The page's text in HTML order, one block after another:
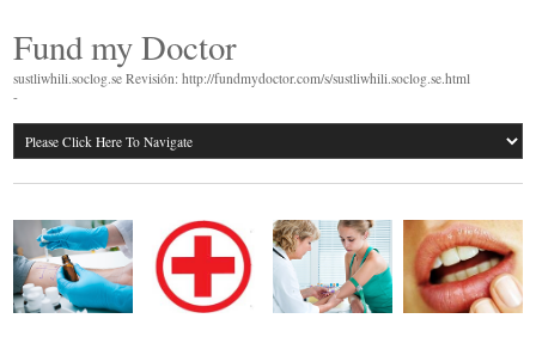
Fund my Doctor
sustliwhili.soclog.se Revisión: http://fundmydoctor.com/s/sustliwhili.soclog.se.html
-